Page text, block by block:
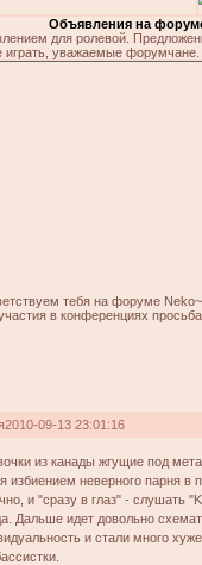
Объявления на
для ролевой.
играть, уважаемые
тебя на форуме
в конференциях
2010-09-13 23:01:16
из канады жгущие под
избиением неверного парня в
и "сразу в глаз" - слушать
Дальше идет довольно
и стали много